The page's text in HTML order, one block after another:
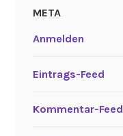
META
Anmelden
Eintrags-Feed
Kommentar-Feed